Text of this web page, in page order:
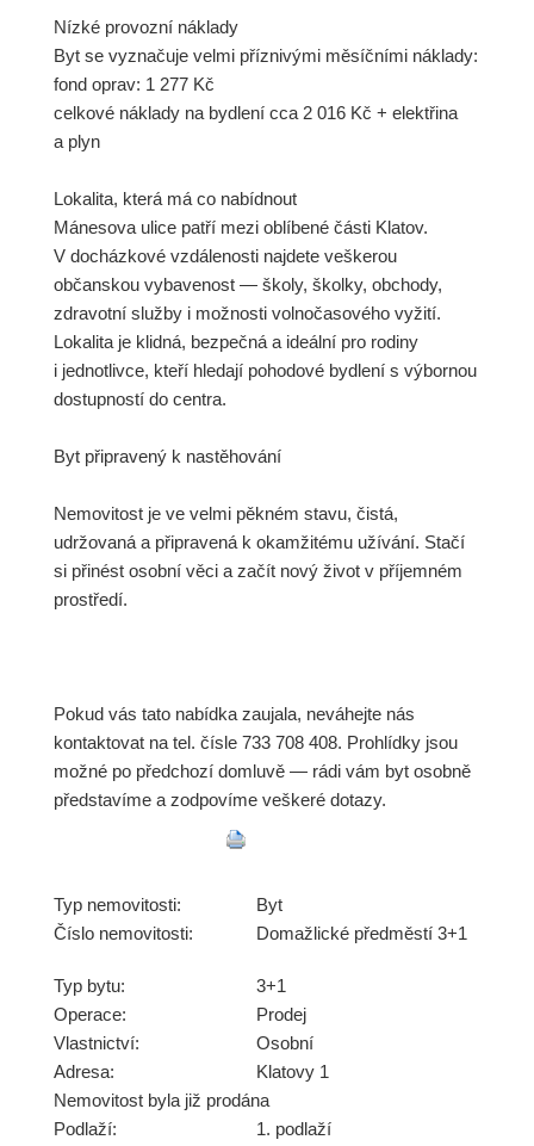
Nízké provozní náklady
Byt se vyznačuje velmi příznivými měsíčními náklady:
fond oprav: 1 277 Kč
celkové náklady na bydlení cca 2 016 Kč + elektřina
a plyn
Lokalita, která má co nabídnout
Mánesova ulice patří mezi oblíbené části Klatov.
V docházkové vzdálenosti najdete veškerou
občanskou vybavenost — školy, školky, obchody,
zdravotní služby i možnosti volnočasového vyžití.
Lokalita je klidná, bezpečná a ideální pro rodiny
i jednotlivce, kteří hledají pohodové bydlení s výbornou
dostupností do centra.
Byt připravený k nastěhování
Nemovitost je ve velmi pěkném stavu, čistá,
udržovaná a připravená k okamžitému užívání. Stačí
si přinést osobní věci a začít nový život v příjemném
prostředí.
Pokud vás tato nabídka zaujala, neváhejte nás
kontaktovat na tel. čísle 733 708 408. Proh­lídky jsou
možné po předchozí domluvě — rádi vám byt osobně
představíme a zodpovíme veškeré dotazy.
Typ nemovitosti:
Byt
Číslo nemovitosti:
Domažlické předměstí 3+1
Typ bytu:
3+1
Operace:
Prodej
Vlastnictví:
Osobní
Adresa:
Klatovy 1
Nemovitost byla již prodána
Podlaží:
1. podlaží